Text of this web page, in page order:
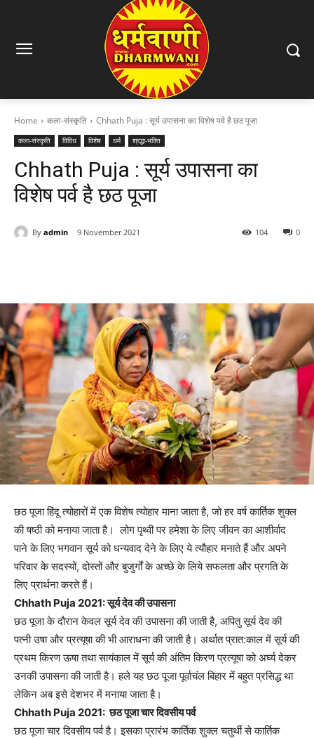
Home कला-संस्कृति Chhath Puja : सूर्य उपासना का विशेष पर्व है छठ पूजा
कला-संस्कृति विविध विशेष धर्म श्रद्धा-भक्ति
Chhath Puja : सूर्य उपासना का
विशेष पर्व है छठ पूजा
By admin 9 November 2021 0
104
छठ पूजा हिंदू त्योहारों में एक विशेष त्योहार माना जाता है, जो हर वर्ष कार्तिक शुक्ल
की षष्ठी को मनाया जाता है। लोग पृथ्वी पर हमेशा के लिए जीवन का आशीर्वाद
पाने के लिए भगवान सूर्य को धन्यवाद देने के लिए ये त्यौहार मनाते हैं और अपने
परिवार के सदस्यों, दोस्तों और बुजुर्गों के अच्छे के लिये सफलता और प्रगति के
लिए प्रार्थना करते हैं।
Chhath Puja 2021: सूर्य देव की उपासना
छठ पूजा के दौरान केवल सूर्य देव की उपासना की जाती है, अपितु सूर्य देव की
पत्नी उषा और प्रत्यूषा की भी आराधना की जाती है। अर्थात प्रात:काल में सूर्य की
प्रथम किरण ऊषा तथा सायंकाल में सूर्य की अंतिम किरण प्रत्यूषा को अर्घ्य देकर
उनकी उपासना की जाती है। हले यह छठ पूजा पूर्वाचंल बिहार में बहुत प्रसिद्ध था
लेकिन अब इसे देशभर में मनाया जाता है।
Chhath Puja 2021: छठ पूजा चार दिवसीय पर्व
छठ पूजा चार दिवसीय पर्व है। इसका प्रारंभ कार्तिक शुक्ल चतुर्थी से कार्तिक